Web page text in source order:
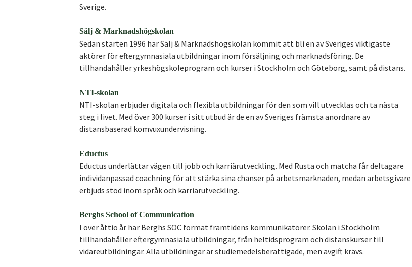
Sverige.
Sälj & Marknadshögskolan
Sedan starten 1996 har Sälj & Marknadshögskolan kommit att bli en av Sveriges viktigaste
aktörer för eftergymnasiala utbildningar inom försäljning och marknadsföring. De
tillhandahåller yrkeshögskoleprogram och kurser i Stockholm och Göteborg, samt på distans.
NTI-skolan
NTI-skolan erbjuder digitala och flexibla utbildningar för den som vill utvecklas och ta nästa
steg i livet. Med över 300 kurser i sitt utbud är de en av Sveriges främsta anordnare av
distansbaserad komvuxundervisning.
Eductus
Eductus underlättar vägen till jobb och karriärutveckling. Med Rusta och matcha får deltagare
individanpassad coachning för att stärka sina chanser på arbetsmarknaden, medan arbetsgivare
erbjuds stöd inom språk och karriärutveckling.
Berghs School of Communication
I över åttio år har Berghs SOC format framtidens kommunikatörer. Skolan i Stockholm
tillhandahåller eftergymnasiala utbildningar, från heltidsprogram och distanskurser till
vidareutbildningar. Alla utbildningar är studiemedelsberättigade, men avgift krävs.